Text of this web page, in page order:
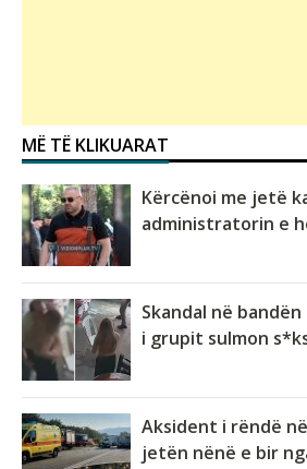
MË TË KLIKUARAT
Kërcënoi me jetë
administratorin e
Skandal në
i grupit sulmon
Aksident i rëndë
jetën nënë e bir